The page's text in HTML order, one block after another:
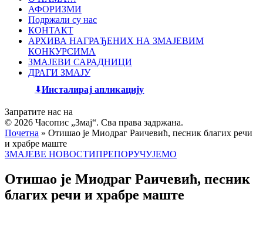
АФОРИЗМИ
Подржали су нас
КОНТАКТ
АРХИВА НАГРАЂЕНИХ НА ЗМАЈЕВИМ
КОНКУРСИМА
ЗМАЈЕВИ САРАДНИЦИ
ДРАГИ ЗМАЈУ
Инсталирај апликацију
Запратите нас на
© 2026 Часопис „Змај“. Сва права задржана.
Почетна » Отишао је Миодраг Раичевић, песник благих речи
и храбре маште
ЗМАЈЕВЕ НОВОСТИПРЕПОРУЧУЈЕМО
Отишао је Миодраг Раичевић, песник
благих речи и храбре маште